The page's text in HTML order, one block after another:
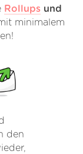
Rollupsund
minimalem
den